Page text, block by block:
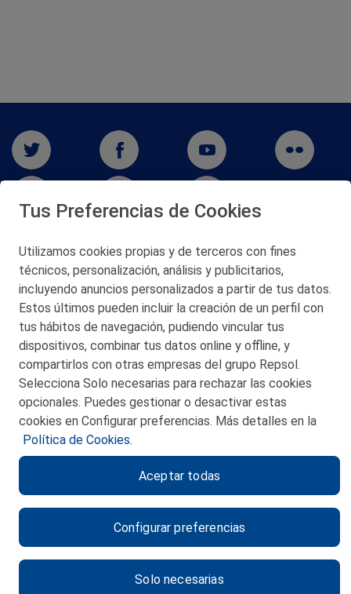
San Martín 5-Edificio Muñatones,
48550 Muskiz (Bizkaia)
Telf. 946 357 000
© 2026 Petronor S.A.
CONTACTO
POLITICA DE PRIVACIDAD
AVISO LEGAL
POLITICA DE COOKIES
Tus Preferencias de Cookies
Utilizamos cookies propias y de terceros con fines
técnicos, personalización, análisis y publicitarios,
incluyendo anuncios personalizados a partir de tus datos.
Estos últimos pueden incluir la creación de un perfil con
tus hábitos de navegación, pudiendo vincular tus
dispositivos, combinar tus datos online y offline, y
compartirlos con otras empresas del grupo Repsol.
Selecciona Solo necesarias para rechazar las cookies
opcionales. Puedes gestionar o desactivar estas
cookies en Configurar preferencias. Más detalles en la
Política de Cookies.
Configurar preferencias
Solo necesarias
Aceptar todas